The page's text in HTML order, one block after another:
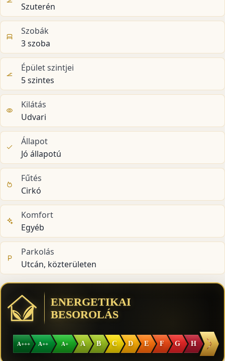
Szuterén
Szobák
3 szoba
Épület szintjei
5 szintes
Kilátás
Udvari
Állapot
Jó állapotú
Fűtés
Cirkó
Komfort
Egyéb
Parkolás
Utcán, közterületen
ENERGETIKAI
BESOROLÁS
A+++ A++ A+ A B C D E F G H I